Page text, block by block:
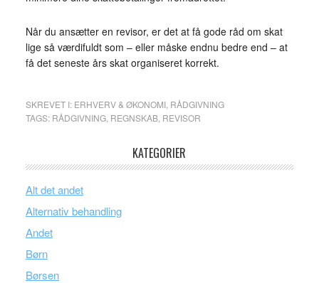
Når du ansætter en revisor, er det at få gode råd om skat
lige så værdifuldt som – eller måske endnu bedre end – at
få det seneste års skat organiseret korrekt.
SKREVET I: ERHVERV & ØKONOMI, RÅDGIVNING
TAGS: RÅDGIVNING, REGNSKAB, REVISOR
KATEGORIER
Alt det andet
Alternativ behandling
Andet
Børn
Børsen